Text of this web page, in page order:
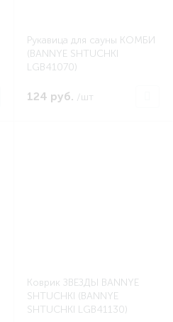
Рукавица для сауны КОМБИ
(BANNYE SHTUCHKI
LGB41070)
124 руб. /шт
Коврик ЗВЕЗДЫ BANNYE
SHTUCHKI (BANNYE
SHTUCHKI LGB41130)